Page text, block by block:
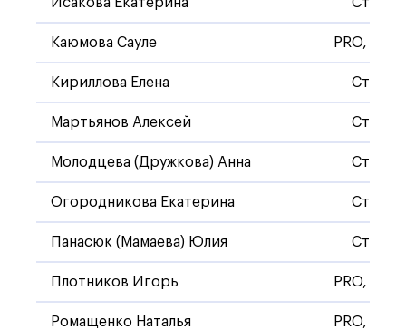
Каюмова Сауле PRO,
Кириллова Елена
Мартьянов Алексей
Молодцева (Дружкова) Анна
Огородникова Екатерина
Панасюк (Мамаева) Юлия
Плотников Игорь PRO,
Ромащенко Наталья PRO,